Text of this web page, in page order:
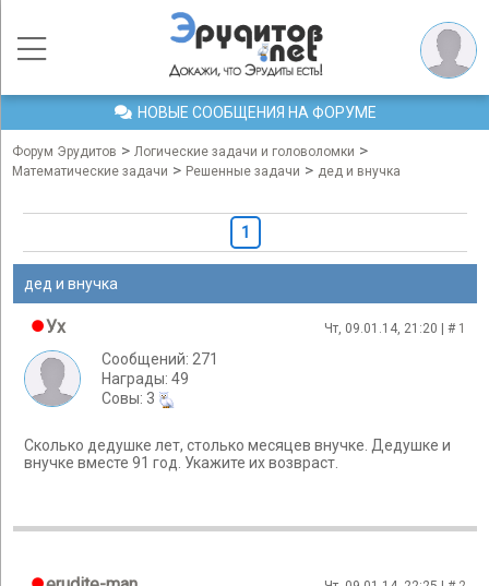
НОВЫЕ СООБЩЕНИЯ НА ФОРУМЕ
Форум Эрудитов > Логические задачи и головоломки >
Математические задачи > Решенные задачи > дед и внучка
1
дед и внучка
Ух Чт, 09.01.14, 21:20 | # 1
Сообщений: 271
Награды: 49
Cовы: 3
Сколько дедушке лет, столько месяцев внучке. Дедушке и
внучке вместе 91 год. Укажите их возвраст.